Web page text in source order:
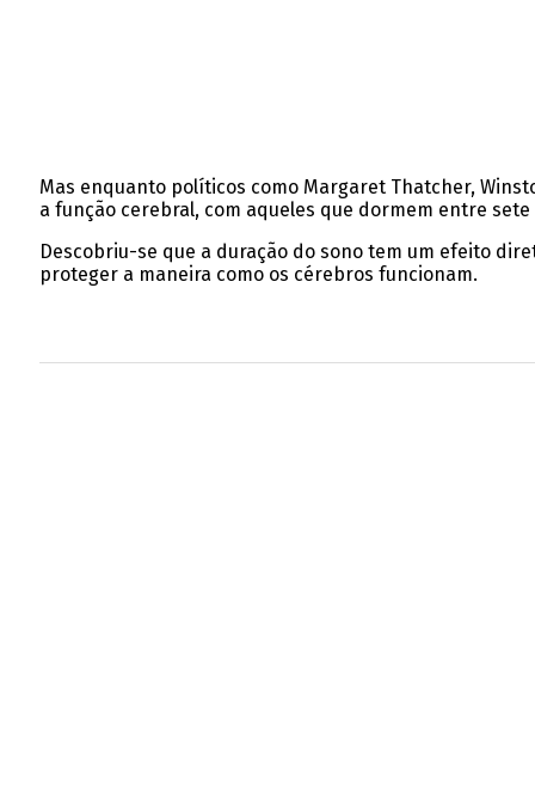
Mas enquanto políticos como Margaret Thatcher,
a função cerebral, com aqueles que dormem entre
Descobriu-se que a duração do sono tem um efeito
proteger a maneira como os cérebros funcionam.